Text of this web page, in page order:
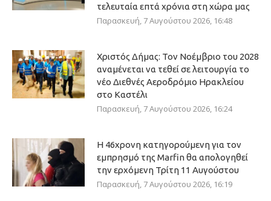
τελευταία επτά χρόνια στη χώρα μας
Παρασκευή, 7 Αυγούστου 2026, 16:48
Χριστός Δήμας: Τον Νοέμβριο του 2028
αναμένεται να τεθεί σε λειτουργία το
νέο Διεθνές Αεροδρόμιο Ηρακλείου
στο Καστέλι
Παρασκευή, 7 Αυγούστου 2026, 16:24
Η 46χρονη κατηγορούμενη για τον
εμπρησμό της Marfin θα απολογηθεί
την ερχόμενη Τρίτη 11 Αυγούστου
Παρασκευή, 7 Αυγούστου 2026, 16:19